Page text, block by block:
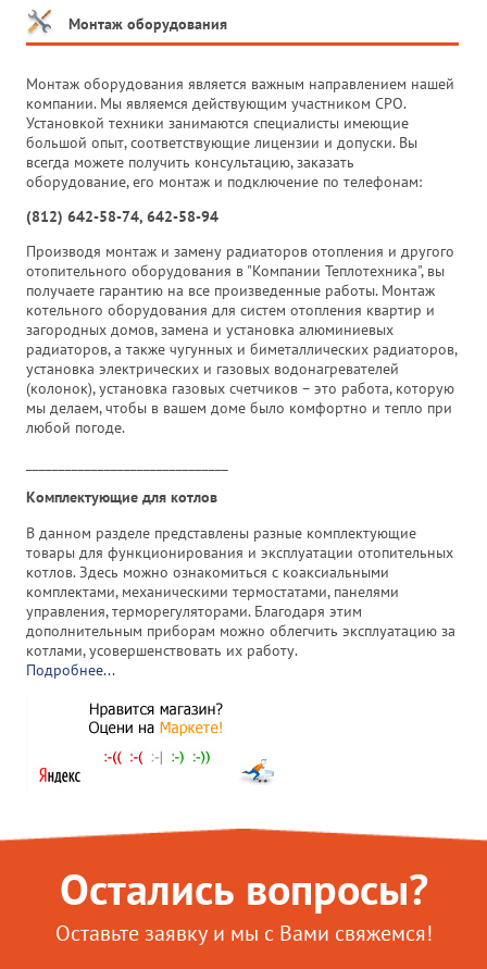
Монтаж оборудования
Монтаж оборудования является важным направлением нашей
компании. Мы являемся действующим участником СРО.
Установкой техники занимаются специалисты имеющие
большой опыт, соответствующие лицензии и допуски. Вы
всегда можете получить консультацию, заказать
оборудование, его монтаж и подключение по телефонам:
(812) 642-58-74, 642-58-94
Производя монтаж и замену радиаторов отопления и другого
отопительного оборудования в "Компании Теплотехника", вы
получаете гарантию на все произведенные работы. Монтаж
котельного оборудования для систем отопления квартир и
загородных домов, замена и установка алюминиевых
радиаторов, а также чугунных и биметаллических радиаторов,
установка электрических и газовых водонагревателей
(колонок), установка газовых счетчиков – это работа, которую
мы делаем, чтобы в вашем доме было комфортно и тепло при
любой погоде.
Комплектующие для котлов
В данном разделе представлены разные комплектующие
товары для функционирования и эксплуатации отопительных
котлов. Здесь можно ознакомиться с коаксиальными
комплектами, механическими термостатами, панелями
управления, терморегуляторами. Благодаря этим
дополнительным приборам можно облегчить эксплуатацию за
котлами, усовершенствовать их работу.
Подробнее...
Остались вопросы?
Оставьте заявку и мы с Вами свяжемся!